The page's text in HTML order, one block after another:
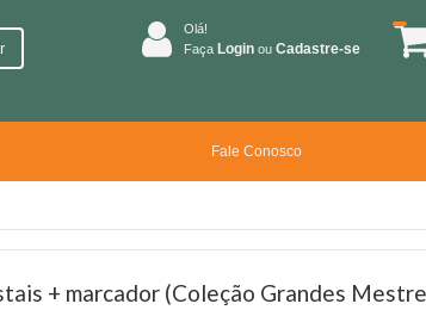
Olá!
Faça Login ou Cadastre-se
Fale Conosco
+ marcador (Coleção Grandes